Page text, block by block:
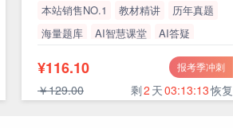
本站销售NO.1 教材精讲
历年真题
海量题库
AI智慧课堂
AI答疑
报考季冲刺
¥116.10
￥129.00 剩2 天03:13:12恢复